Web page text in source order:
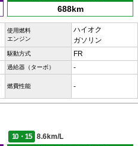
688km
使用燃料
エンジン
ハイオク
ガソリン
駆動方式 FR
過給器（ターボ） -
燃費性能 -
10・15
8.6km/L